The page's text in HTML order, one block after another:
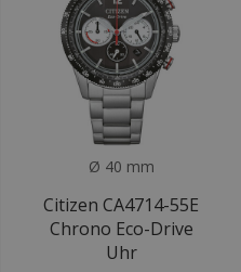
Ø 40 mm
Citizen CA4714-55E
Chrono Eco-Drive
Uhr